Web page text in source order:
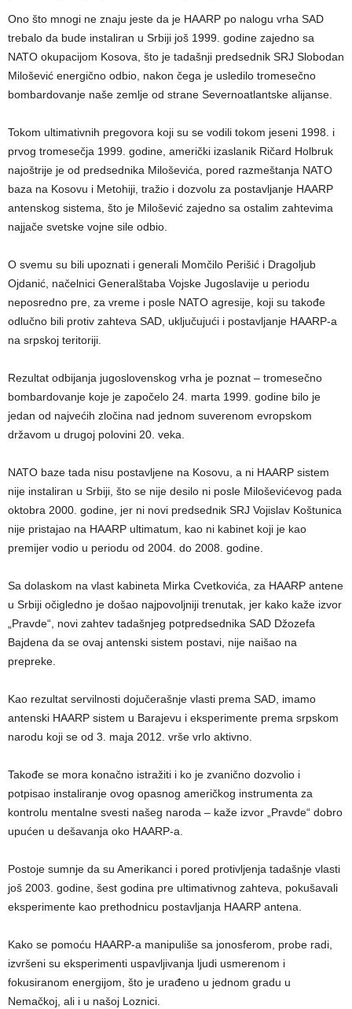
Ono što mnogi ne znaju jeste da je HAARP po nalogu vrha SAD
trebalo da bude instaliran u Srbiji još 1999. godine zajedno sa
NATO okupacijom Kosova, što je tadašnji predsednik SRJ Slobodan
Milošević energično odbio, nakon čega je usledilo tromesečno
bombardovanje naše zemlje od strane Severnoatlantske alijanse.
Tokom ultimativnih pregovora koji su se vodili tokom jeseni 1998. i
prvog tromesečja 1999. godine, američki izaslanik Ričard Holbruk
najoštrije je od predsednika Miloševića, pored razmeštanja NATO
baza na Kosovu i Metohiji, tražio i dozvolu za postavljanje HAARP
antenskog sistema, što je Milošević zajedno sa ostalim zahtevima
najjače svetske vojne sile odbio.
O svemu su bili upoznati i generali Momčilo Perišić i Dragoljub
Ojdanić, načelnici Generalštaba Vojske Jugoslavije u periodu
neposredno pre, za vreme i posle NATO agresije, koji su takođe
odlučno bili protiv zahteva SAD, uključujući i postavljanje HAARP-a
na srpskoj teritoriji.
Rezultat odbijanja jugoslovenskog vrha je poznat – tromesečno
bombardovanje koje je započelo 24. marta 1999. godine bilo je
jedan od najvećih zločina nad jednom suverenom evropskom
državom u drugoj polovini 20. veka.
NATO baze tada nisu postavljene na Kosovu, a ni HAARP sistem
nije instaliran u Srbiji, što se nije desilo ni posle Miloševićevog pada
oktobra 2000. godine, jer ni novi predsednik SRJ Vojislav Koštunica
nije pristajao na HAARP ultimatum, kao ni kabinet koji je kao
premijer vodio u periodu od 2004. do 2008. godine.
Sa dolaskom na vlast kabineta Mirka Cvetkovića, za HAARP antene
u Srbiji očigledno je došao najpovoljniji trenutak, jer kako kaže izvor
„Pravde“, novi zahtev tadašnjeg potpredsednika SAD Džozefa
Bajdena da se ovaj antenski sistem postavi, nije naišao na
prepreke.
Kao rezultat servilnosti dojučerašnje vlasti prema SAD, imamo
antenski HAARP sistem u Barajevu i eksperimente prema srpskom
narodu koji se od 3. maja 2012. vrše vrlo aktivno.
Takođe se mora konačno istražiti i ko je zvanično dozvolio i
potpisao instaliranje ovog opasnog američkog instrumenta za
kontrolu mentalne svesti našeg naroda – kaže izvor „Pravde“ dobro
upućen u dešavanja oko HAARP-a.
Postoje sumnje da su Amerikanci i pored protivljenja tadašnje vlasti
još 2003. godine, šest godina pre ultimativnog zahteva, pokušavali
eksperimente kao prethodnicu postavljanja HAARP antena.
Kako se pomoću HAARP-a manipuliše sa jonosferom, probe radi,
izvršeni su eksperimenti uspavljivanja ljudi usmerenom i
fokusiranom energijom, što je urađeno u jednom gradu u
Nemačkoj, ali i u našoj Loznici.